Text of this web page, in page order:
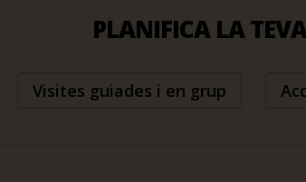
PLANIFICA LA
Visites guiades i en grup